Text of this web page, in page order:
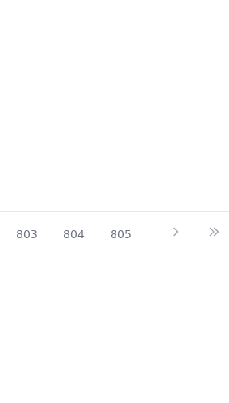
803 804 805